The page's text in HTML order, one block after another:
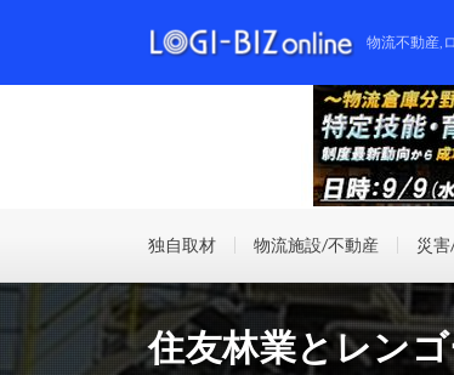
物流不動産,
独自取材 物流施設/不動産 災
住友林業とレン